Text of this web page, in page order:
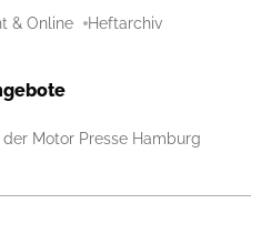
& Online Heftarchiv
Motor Presse Hamburg